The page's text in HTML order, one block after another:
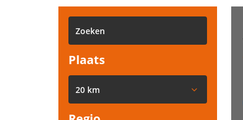
Plaats
20 km